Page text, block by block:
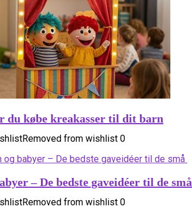
du købe kreakasser til dit barn
Removed from wishlist 0
– De bedste gaveidéer til de små
Removed from wishlist 0